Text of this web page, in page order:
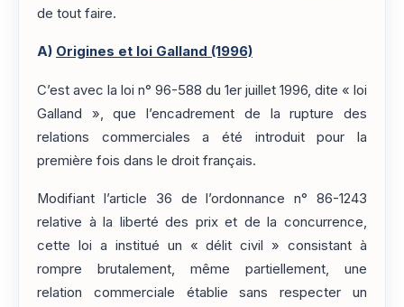
de tout faire.
A) Origines et loi Galland (1996)
C’est avec la loi n° 96-588 du 1er juillet 1996, dite « loi
Galland », que l’encadrement de la rupture des
relations commerciales a été introduit pour la
première fois dans le droit français.
Modifiant l’article 36 de l’ordonnance n° 86-1243
relative à la liberté des prix et de la concurrence,
cette loi a institué un « délit civil » consistant à
rompre brutalement, même partiellement, une
relation commerciale établie sans respecter un